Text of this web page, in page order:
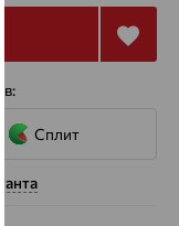
Сплит